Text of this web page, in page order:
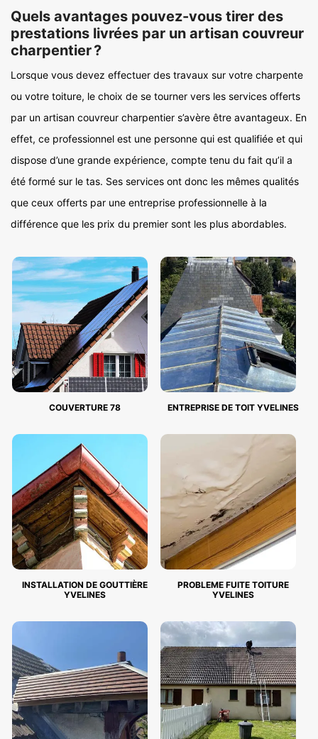
Quels avantages pouvez-vous tirer des
prestations livrées par un artisan couvreur
charpentier ?
Lorsque vous devez effectuer des travaux sur votre charpente
ou votre toiture, le choix de se tourner vers les services offerts
par un artisan couvreur charpentier s’avère être avantageux. En
effet, ce professionnel est une personne qui est qualifiée et qui
dispose d’une grande expérience, compte tenu du fait qu’il a
été formé sur le tas. Ses services ont donc les mêmes qualités
que ceux offerts par une entreprise professionnelle à la
différence que les prix du premier sont les plus abordables.
COUVERTURE 78 ENTREPRISE DE TOIT YVELINES
INSTALLATION DE GOUTTIÈRE
YVELINES
PROBLEME FUITE TOITURE
YVELINES